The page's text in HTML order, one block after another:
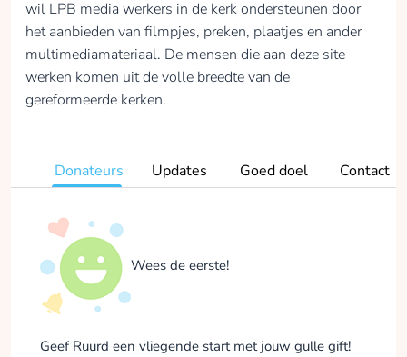
wil LPB media werkers in de kerk ondersteunen door
het aanbieden van filmpjes, preken, plaatjes en ander
multimediamateriaal. De mensen die aan deze site
werken komen uit de volle breedte van de
gereformeerde kerken.
Donateurs Updates Goed doel Contact
Wees de eerste!
Geef Ruurd een vliegende start met jouw gulle gift!